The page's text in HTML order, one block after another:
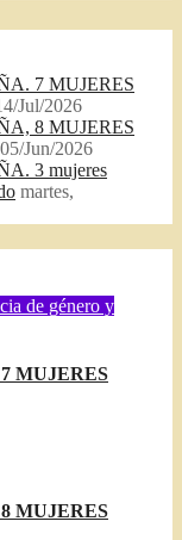
7 MUJERES
Jul/2026
8 MUJERES
Jun/2026
3 mujeres
martes,
de género y
MUJERES
MUJERES